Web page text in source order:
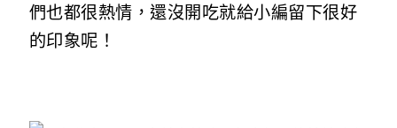
們也都很熱情，還沒開吃就給小編留下很好
的印象呢！